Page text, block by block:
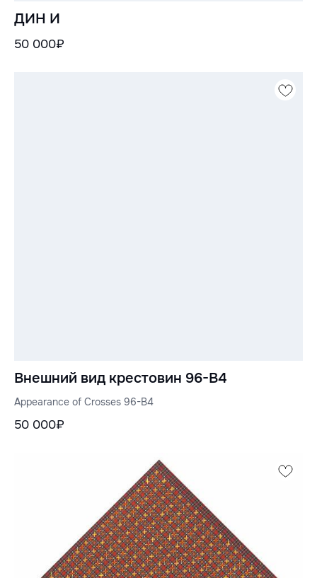
ДИН И
50 000₽
Внешний вид крестовин 96-B4
Appearance of Crosses 96-B4
50 000₽